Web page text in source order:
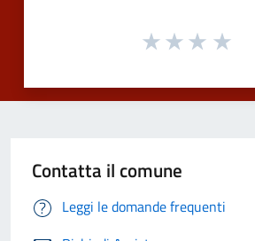
Contatta il comune
Leggi le domande frequenti